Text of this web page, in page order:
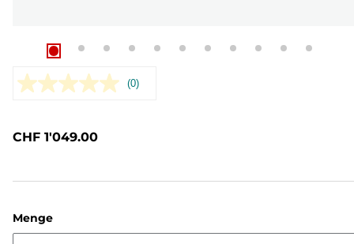
Kein
(0)
CHF 1'049.00
Menge